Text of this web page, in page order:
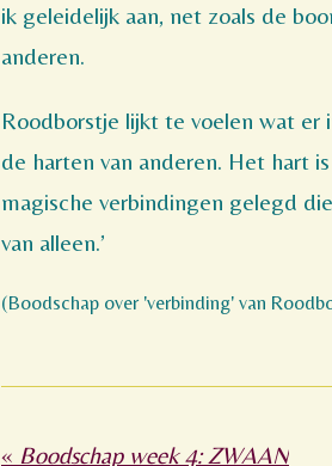
ik geleidelijk aan, net zoals de
anderen.
Roodborstje lijkt te voelen wat er
de harten van anderen. Het hart
magische verbindingen gelegd
van alleen.’
(Boodschap over 'verbinding' van
« Boodschap week 4: ZWAAN